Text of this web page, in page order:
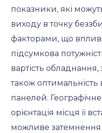
показники, які
виходу в точку
факторами, що
підсумкова
вартість обладнання,
також оптимальність
панелей.
орієнтація місця її
можливе